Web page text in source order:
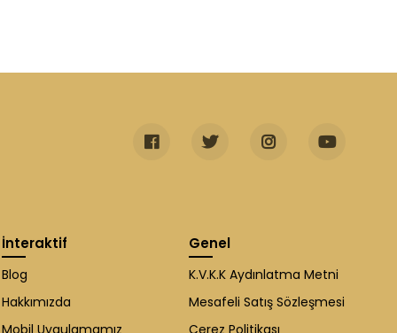
İnteraktif
Blog
Hakkımızda
Genel
K.V.K.K Aydınlatma Metni
Mesafeli Satış Sözleşmesi